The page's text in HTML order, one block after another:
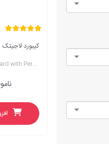
Logitech K360 Keyboard with Persian Letters